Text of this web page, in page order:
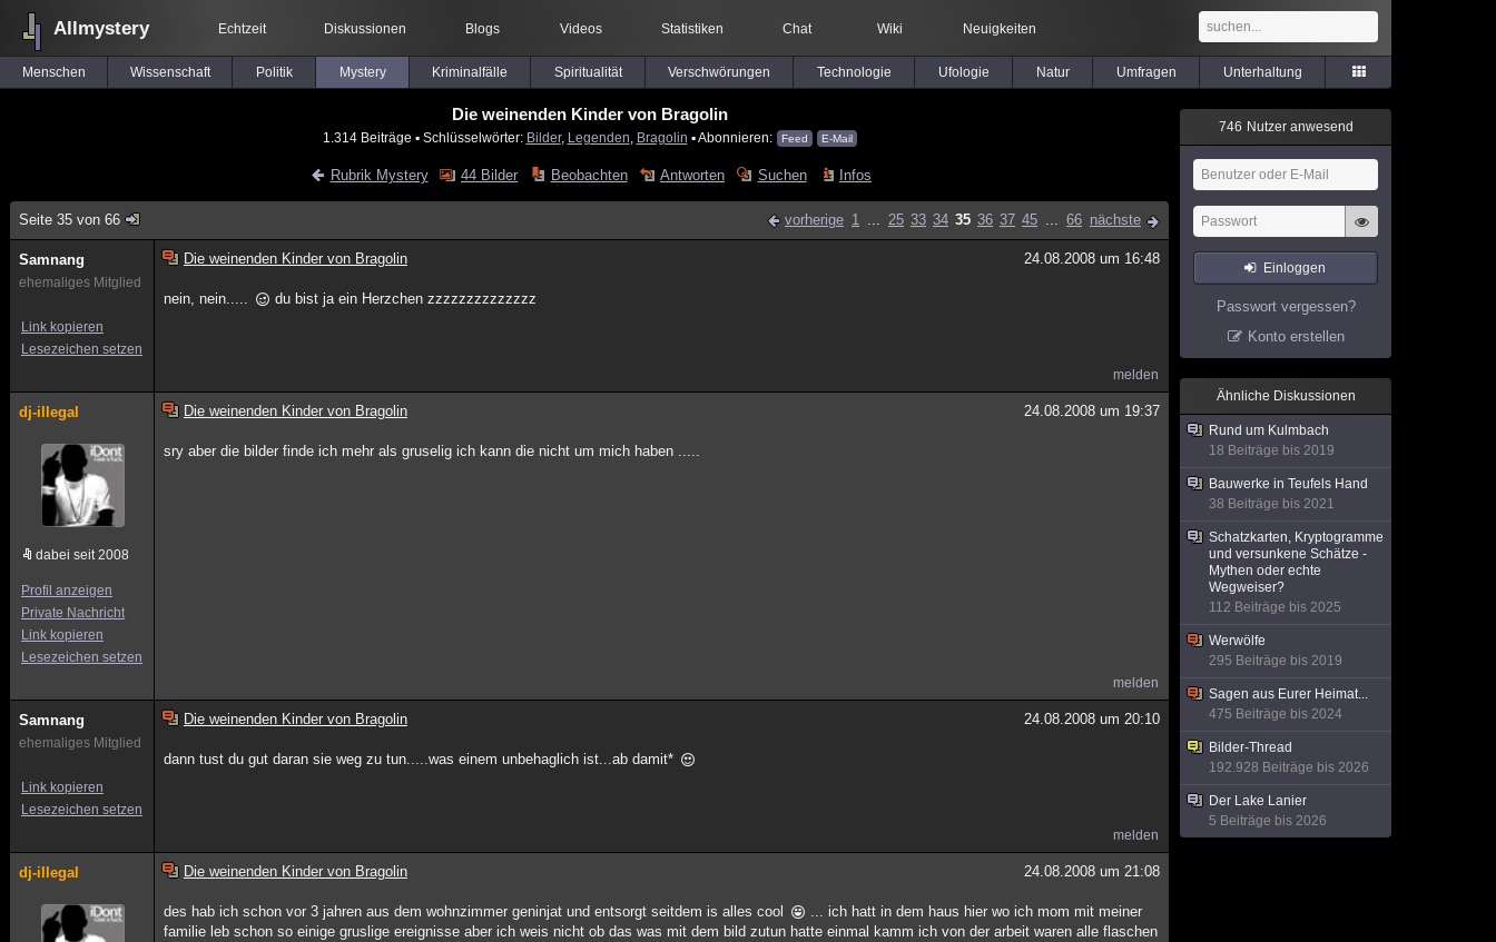
Allmystery Echtzeit Diskussionen Blogs Videos Statistiken Chat Wiki Neuigkeiten
Menschen Wissenschaft Politik Mystery Kriminalfälle Spiritualität Verschwörungen Technologie Ufologie Natur Umfragen Unterhaltung
Die weinenden Kinder von Bragolin
1.314 Beiträge ▪ Schlüsselwörter: Bilder, Legenden Bragolin ▪ Abonnieren: Feed E-Mail
Rubrik Mystery 44 Bilder Beobachten Antworten Suchen Infos
Seite 35 von 66 vorherige 1 ... 25 33 34 35 36 37 45 ... 66 nächste
Samnang
ehemaliges Mitglied
Link kopieren
Lesezeichen setzen
Die weinenden Kinder von Bragolin 24.08.2008 um 16:48
nein, nein..... du bist ja ein Herzchen zzzzzzzzzzzzzz
melden
dj-illegal
dabei seit 2008
Profil anzeigen
Private Nachricht
Link kopieren
Lesezeichen setzen
Die weinenden Kinder von Bragolin 24.08.2008 um 19:37
sry aber die bilder finde ich mehr als gruselig ich kann die nicht um mich haben .....
melden
Samnang
ehemaliges Mitglied
Link kopieren
Lesezeichen setzen
Die weinenden Kinder von Bragolin 24.08.2008 um 20:10
dann tust du gut daran sie weg zu tun.....was einem unbehaglich ist...ab damit*
melden
dj-illegal Die weinenden Kinder von Bragolin 24.08.2008 um 21:08
des hab ich schon vor 3 jahren aus dem wohnzimmer geninjat und entsorgt seitdem is alles cool
... ich hatt in dem haus hier wo ich mom mit meiner
familie leb schon so einige gruslige ereignisse aber ich weis nicht ob das was mit dem bild zutun hatte einmal kamm ich von der arbeit waren alle flaschen
746 Nutzer anwesend
Einloggen
Passwort vergessen?
Konto erstellen
Ähnliche Diskussionen
Rund um Kulmbach
18 Beiträge bis 2019
Bauwerke in Teufels Hand
38 Beiträge bis 2021
Schatzkarten, Kryptogramme
und versunkene Schätze -
Mythen oder echte
Wegweiser?
112 Beiträge bis 2025
Werwölfe
295 Beiträge bis 2019
Sagen aus Eurer Heimat...
475 Beiträge bis 2024
Bilder-Thread
192.928 Beiträge bis 2026
Der Lake Lanier
5 Beiträge bis 2026